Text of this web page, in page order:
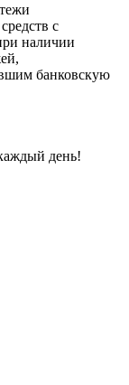
с
наличии
банковскую
день!